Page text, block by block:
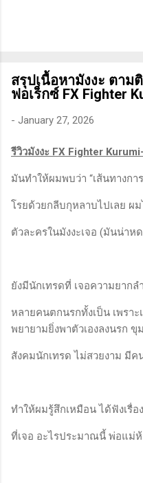
ในอนาคต การลงรายละเอีย
สามารถเข้าใจตลาดและรู้จัก
วิธีการที่พิสูจน์แล้วว่าทำเงินไ
การมีระบบหรือกลยุทธ์ที่ชัดเจ
ใช้ได้เมื่อตลาดมีการเปลี่ยนแ
อดทนช่วยให้คุณสามารถทนต่
จังหวะที่ดี...
สรุปเนื้อหามังงะ ตาม
ฟอเร็กซ์ FX Fighter
- January 27, 2026
รีวิวมังงะ FX Fighter
มันทำให้ผมพบว่า “เส้นทางกา
โรยด้วยกลีบกุหลาบไปเลย ผ
ตัวละครในมังงะเจอ (มันน่าห
ยังมีนักเทรดที่ เจอความยาก
หลายคนตกนรกทั้งเป็น เพรา
พยายามยิ่งพาตัวเองลงนรก ขุ
สังคมนักเทรด ไม่สวยงาม มีค
ทำให้ผมรู้สึกเหมือน ได้ฟังเรื่อ
ที่เจอ อะไรประมาณนี้ พ่อแม่